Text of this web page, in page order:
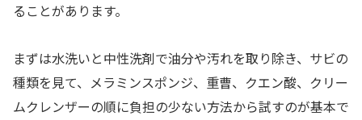
ることがあります。
まずは水洗いと中性洗剤で油分や汚れを取り除き、サビの
種類を見て、メラミンスポンジ、重曹、クエン酸、クリー
ムクレンザーの順に負担の少ない方法から試すのが基本で